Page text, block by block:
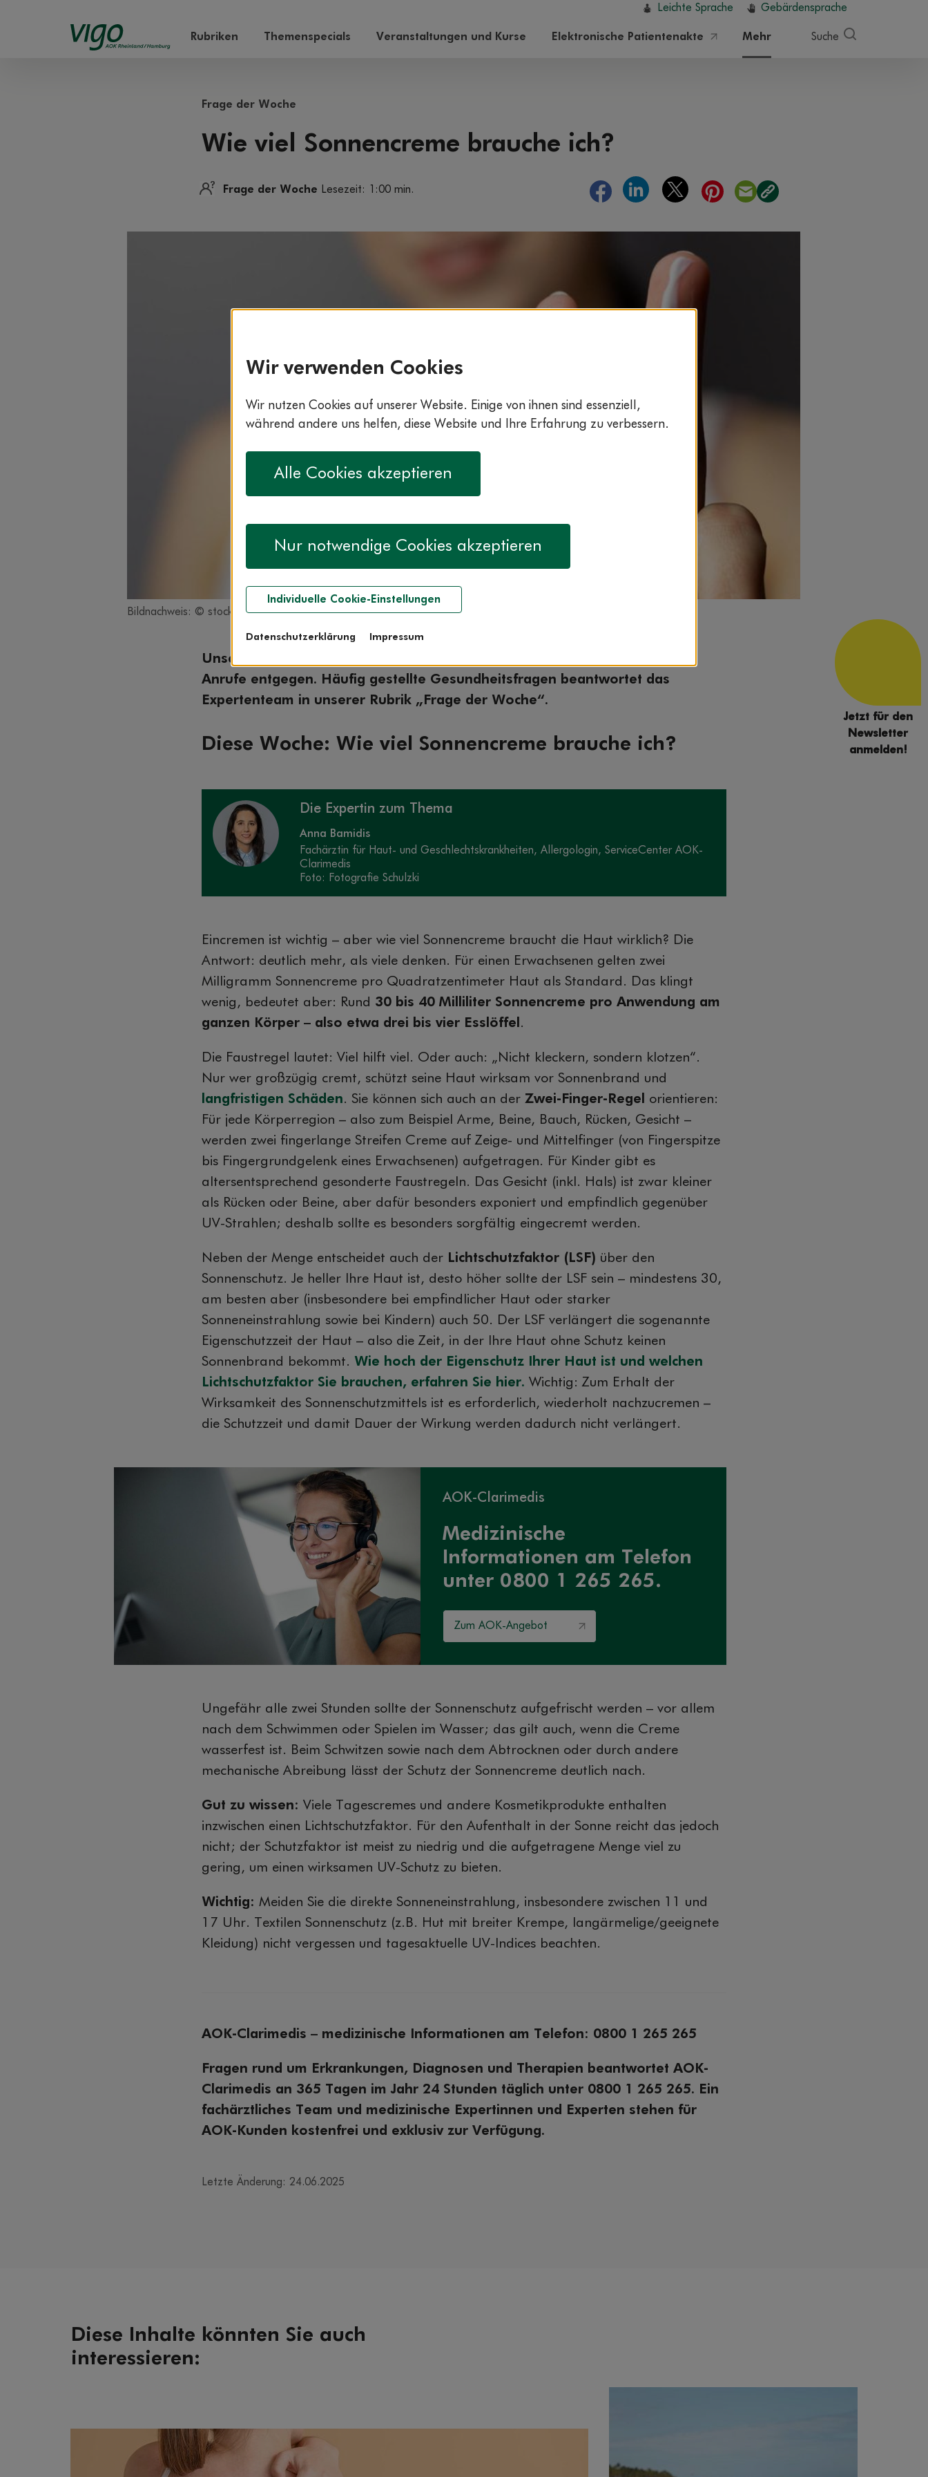
Leichte Sprache Gebärdensprache
Rubriken Themenspecials Veranstaltungen und Kurse Elektronische Patientenakte Mehr Suche
Frage der Woche
Wie viel Sonnencreme brauche ich?
Frage der Woche Lesezeit: 1:00 min.
Bildnachweis: © stock.adobe.com / Anna
Unsere Clarimedis-Experten nehmen jedes Jahr bis zu einer halben Million
Anrufe entgegen. Häufig gestellte Gesundheitsfragen beantwortet das
Expertenteam in unserer Rubrik „Frage der Woche“.
Diese Woche: Wie viel Sonnencreme brauche ich?
Die Expertin zum Thema
Anna Bamidis
Fachärztin für Haut- und Geschlechtskrankheiten, Allergologin, ServiceCenter AOK-
Clarimedis
Foto: Fotografie Schulzki
Eincremen ist wichtig – aber wie viel Sonnencreme braucht die Haut wirklich? Die
Antwort: deutlich mehr, als viele denken. Für einen Erwachsenen gelten zwei
Milligramm Sonnencreme pro Quadratzentimeter Haut als Standard. Das klingt
wenig, bedeutet aber: Rund 30 bis 40 Milliliter Sonnencreme pro Anwendung am
ganzen Körper – also etwa drei bis vier Esslöffel .
Die Faustregel lautet: Viel hilft viel. Oder auch: „Nicht kleckern, sondern klotzen“.
Nur wer großzügig cremt, schützt seine Haut wirksam vor Sonnenbrand und
langfristigen Schäden. Sie können sich auch an der Zwei-Finger-Regel
orientieren:
Für jede Körperregion – also zum Beispiel Arme, Beine, Bauch, Rücken, Gesicht –
werden zwei fingerlange Streifen Creme auf Zeige- und Mittelfinger (von Fingerspitze
bis Fingergrundgelenk eines Erwachsenen) aufgetragen. Für Kinder gibt es
altersentsprechend gesonderte Faustregeln. Das Gesicht (inkl. Hals) ist zwar kleiner
als Rücken oder Beine, aber dafür besonders exponiert und empfindlich gegenüber
UV-Strahlen; deshalb sollte es besonders sorgfältig eingecremt werden.
Neben der Menge entscheidet auch der Lichtschutzfaktor (LSF) über den
Sonnenschutz. Je heller Ihre Haut ist, desto höher sollte der LSF sein – mindestens 30,
am besten aber (insbesondere bei empfindlicher Haut oder starker
Sonneneinstrahlung sowie bei Kindern) auch 50. Der LSF verlängert die sogenannte
Eigenschutzzeit der Haut – also die Zeit, in der Ihre Haut ohne Schutz keinen
Sonnenbrand bekommt. Wie hoch der Eigenschutz Ihrer Haut ist und welchen
Lichtschutzfaktor Sie brauchen, erfahren Sie hier. Wichtig: Zum Erhalt der
Wirksamkeit des Sonnenschutzmittels ist es erforderlich, wiederholt nachzucremen –
die Schutzzeit und damit Dauer der Wirkung werden dadurch nicht verlängert.
AOK-Clarimedis
Medizinische
Informationen am Telefon
unter 0800 1 265 265.
Zum AOK-Angebot
Ungefähr alle zwei Stunden sollte der Sonnenschutz aufgefrischt werden – vor allem
nach dem Schwimmen oder Spielen im Wasser; das gilt auch, wenn die Creme
wasserfest ist. Beim Schwitzen sowie nach dem Abtrocknen oder durch andere
mechanische Abreibung lässt der Schutz der Sonnencreme deutlich nach.
Gut zu wissen: Viele Tagescremes und andere Kosmetikprodukte enthalten
inzwischen einen Lichtschutzfaktor. Für den Aufenthalt in der Sonne reicht das jedoch
nicht; der Schutzfaktor ist meist zu niedrig und die aufgetragene Menge viel zu
gering, um einen wirksamen UV-Schutz zu bieten.
Wichtig: Meiden Sie die direkte Sonneneinstrahlung, insbesondere zwischen 11 und
17 Uhr. Textilen Sonnenschutz (z.B. Hut mit breiter Krempe, langärmelige/geeignete
Kleidung) nicht vergessen und tagesaktuelle UV-Indices beachten.
AOK-Clarimedis – medizinische Informationen am Telefon: 0800 1 265 265
Fragen rund um Erkrankungen, Diagnosen und Therapien beantwortet AOK-
Clarimedis an 365 Tagen im Jahr 24 Stunden täglich unter 0800 1 265 265. Ein
fachärztliches Team und medizinische Expertinnen und Experten stehen für
AOK-Kunden kostenfrei und exklusiv zur Verfügung.
Letzte Änderung: 24.06.2025
Diese Inhalte könnten Sie auch
interessieren:
Jetzt für den
Newsletter
anmelden!
Wir verwenden Cookies
Wir nutzen Cookies auf unserer Website. Einige von ihnen sind essenziell,
während andere uns helfen, diese Website und Ihre Erfahrung zu verbessern.
Alle Cookies akzeptieren
Nur notwendige Cookies akzeptieren
Individuelle Cookie-Einstellungen
Datenschutzerklärung Impressum